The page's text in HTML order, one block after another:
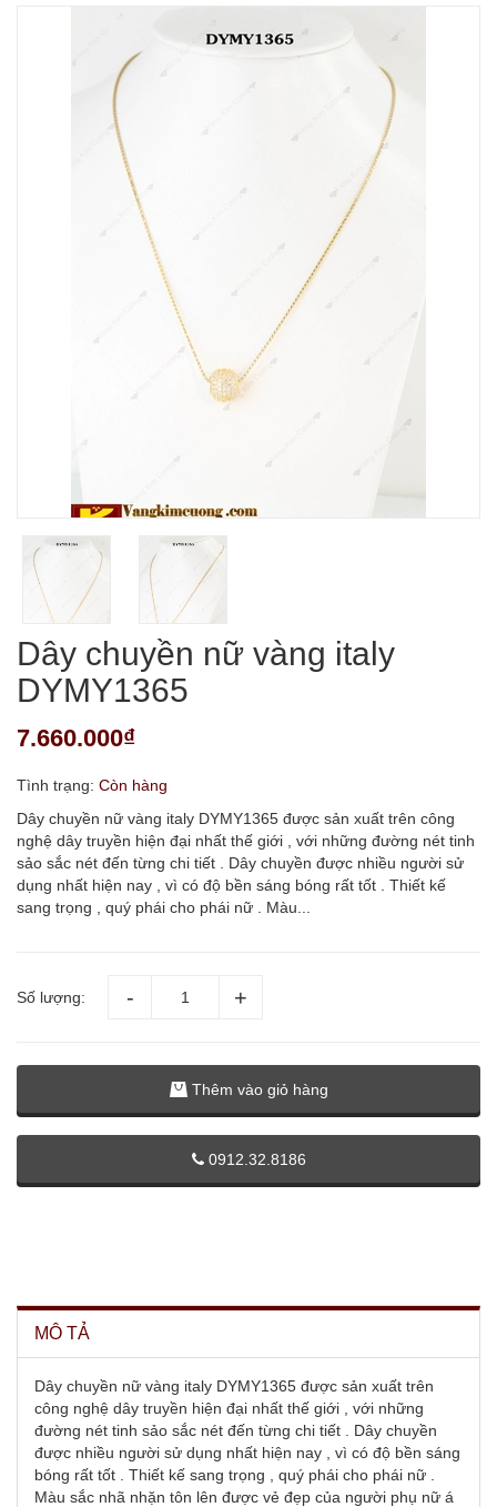
Dây chuyền nữ vàng italy
DYMY1365
7.660.000₫
Tình trạng: Còn hàng
Dây chuyền nữ vàng italy DYMY1365 được sản xuất trên công
nghệ dây truyền hiện đại nhất thế giới , với những đường nét tinh
sảo sắc nét đến từng chi tiết . Dây chuyền được nhiều người sử
dụng nhất hiện nay , vì có độ bền sáng bóng rất tốt . Thiết kế
sang trọng , quý phái cho phái nữ . Màu...
Số lượng:
Thêm vào giỏ hàng
0912.32.8186
MÔ TẢ
Dây chuyền nữ vàng italy DYMY1365 được sản xuất trên
công nghệ dây truyền hiện đại nhất thế giới , với những
đường nét tinh sảo sắc nét đến từng chi tiết . Dây chuyền
được nhiều người sử dụng nhất hiện nay , vì có độ bền sáng
bóng rất tốt . Thiết kế sang trọng , quý phái cho phái nữ .
Màu sắc nhã nhặn tôn lên được vẻ đẹp của người phụ nữ á